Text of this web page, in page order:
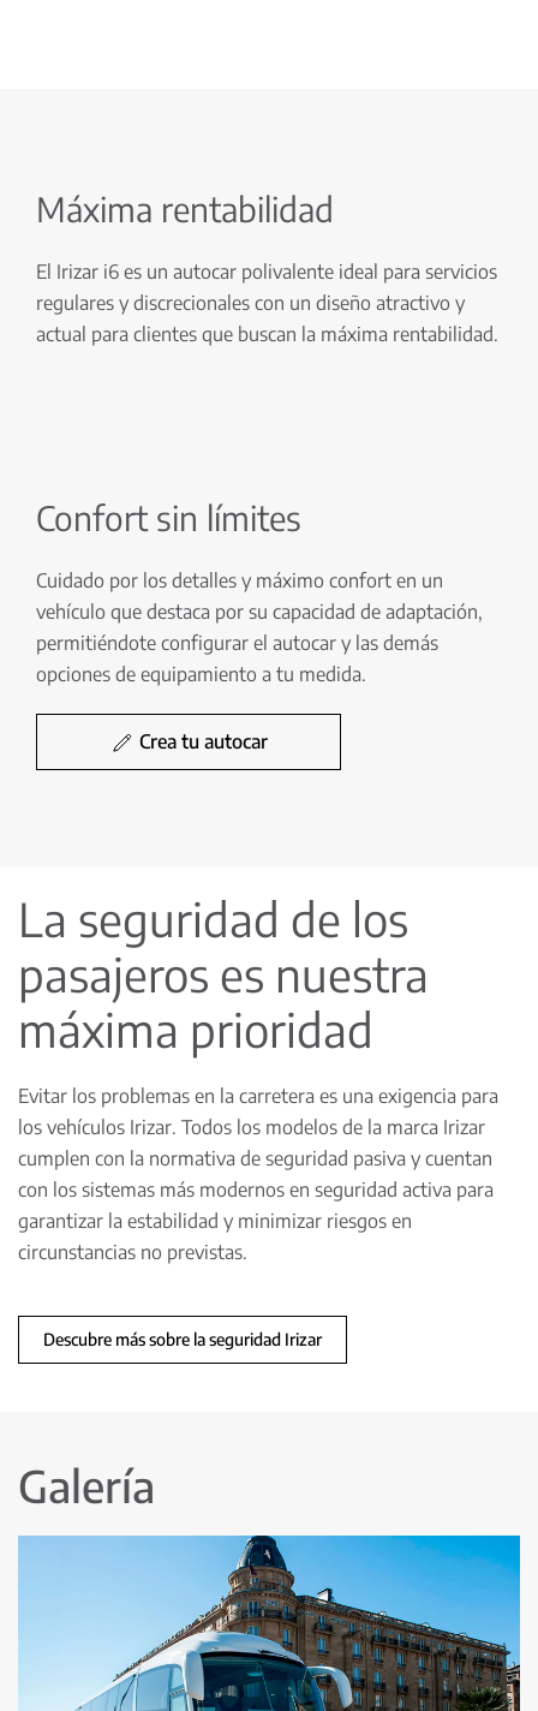
Máxima rentabilidad
El Irizar i6 es un autocar polivalente ideal para servicios
regulares y discrecionales con un diseño atractivo y
actual para clientes que buscan la máxima rentabilidad.
Confort sin límites
Cuidado por los detalles y máximo confort en un
vehículo que destaca por su capacidad de adaptación,
permitiéndote configurar el autocar y las demás
opciones de equipamiento a tu medida.
Crea tu autocar
La seguridad de los
pasajeros es nuestra
máxima prioridad
Evitar los problemas en la carretera es una exigencia para
los vehículos Irizar. Todos los modelos de la marca Irizar
cumplen con la normativa de seguridad pasiva y cuentan
con los sistemas más modernos en seguridad activa para
garantizar la estabilidad y minimizar riesgos en
circunstancias no previstas.
Descubre más sobre la seguridad Irizar
Galería